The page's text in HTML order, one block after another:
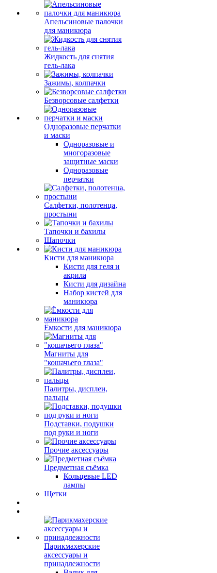
Апельсиновые палочки
для маникюра
Жидкость для снятия
гель-лака
Зажимы, колпачки
Безворсовые салфетки
Одноразовые перчатки
и маски
Одноразовые и
многоразовые
защитные маски
Одноразовые
перчатки
Салфетки, полотенца,
простыни
Тапочки и бахилы
Шапочки
Кисти для маникюра
Кисти для геля и
акрила
Кисти для дизайна
Набор кистей для
маникюра
Ёмкости для маникюра
Магниты для
"кошачьего глаза"
Палитры, дисплеи,
пальцы
Подставки, подушки
под руки и ноги
Прочие аксессуары
Предметная съёмка
Кольцевые LED
лампы
Щетки
Парикмахерские
аксессуары и
принадлежности